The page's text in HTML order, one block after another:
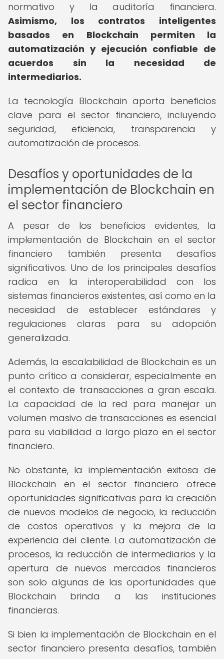
normativo y la auditoría financiera.
Asimismo, los contratos inteligentes
basados en Blockchain permiten la
automatización y ejecución confiable de
acuerdos sin la necesidad de
intermediarios.
La tecnología Blockchain aporta beneficios
clave para el sector financiero, incluyendo
seguridad, eficiencia, transparencia y
automatización de procesos.
Desafíos y oportunidades de la
implementación de Blockchain en
el sector financiero
A pesar de los beneficios evidentes, la
implementación de Blockchain en el sector
financiero también presenta desafíos
significativos. Uno de los principales desafíos
radica en la interoperabilidad con los
sistemas financieros existentes, así como en la
necesidad de establecer estándares y
regulaciones claras para su adopción
generalizada.
Además, la escalabilidad de Blockchain es un
punto crítico a considerar, especialmente en
el contexto de transacciones a gran escala.
La capacidad de la red para manejar un
volumen masivo de transacciones es esencial
para su viabilidad a largo plazo en el sector
financiero.
No obstante, la implementación exitosa de
Blockchain en el sector financiero ofrece
oportunidades significativas para la creación
de nuevos modelos de negocio, la reducción
de costos operativos y la mejora de la
experiencia del cliente. La automatización de
procesos, la reducción de intermediarios y la
apertura de nuevos mercados financieros
son solo algunas de las oportunidades que
Blockchain brinda a las instituciones
financieras.
Si bien la implementación de Blockchain en el
sector financiero presenta desafíos, también